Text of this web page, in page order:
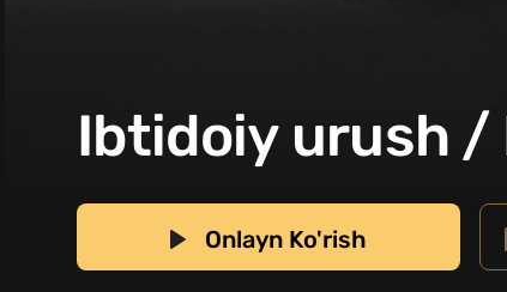
Ibtidoiy urush /
Onlayn Ko'rish